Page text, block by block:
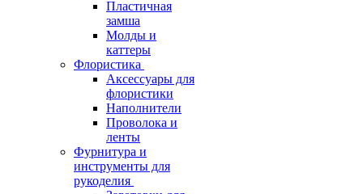
Пластичная
замша
Молды и
каттеры
Флористика
Аксессуары для
флористики
Наполнители
Проволока и
ленты
Фурнитура и
инструменты для
рукоделия